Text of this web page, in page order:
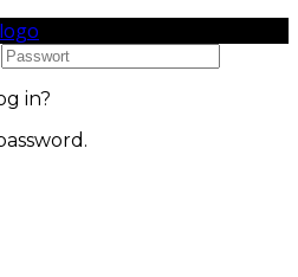
in?